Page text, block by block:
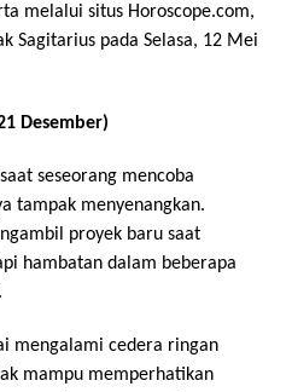
melalui situs Horoscope.com,
Sagitarius pada Selasa, 12 Mei
Desember)
seseorang mencoba
tampak menyenangkan.
proyek baru saat
hambatan dalam beberapa
mengalami cedera ringan
mampu memperhatikan